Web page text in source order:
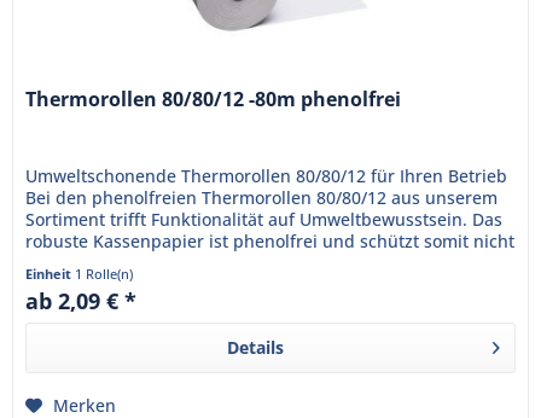
Thermorollen 80/80/12 -80m phenolfrei
Umweltschonende Thermorollen 80/80/12 für Ihren Betrieb
Bei den phenolfreien Thermorollen 80/80/12 aus unserem
Sortiment trifft Funktionalität auf Umweltbewusstsein. Das
robuste Kassenpapier ist phenolfrei und schützt somit nicht
nur...
Einheit 1 Rolle(n)
ab 2,09 € *
Details
Merken